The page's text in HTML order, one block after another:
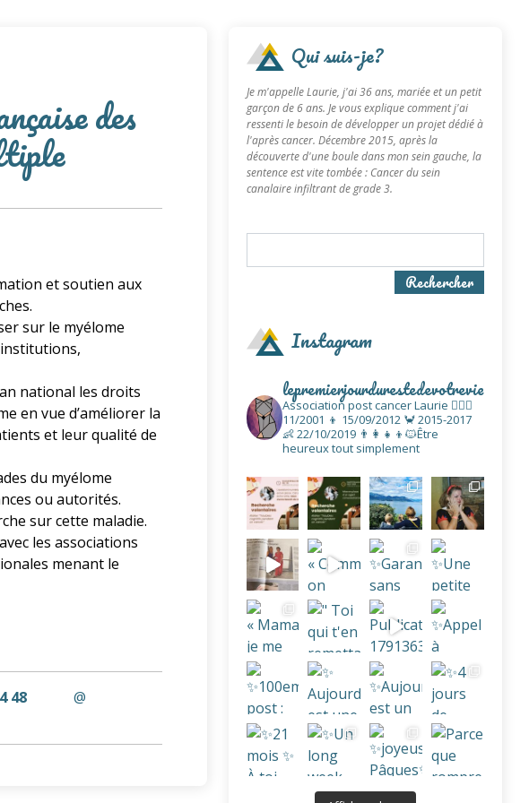
des
et soutien aux
sur le myélome
national les droits
en vue d’améliorer la
et leur qualité de
du myélome
ou autorités.
sur cette maladie.
les associations
menant le
48
@
Qui suis-je?
Je m'appelle Laurie, j'ai 36 ans, mariée et un petit
garçon de 6 ans. Je vous explique comment j'ai
ressenti le besoin de développer un projet dédié à
l'après cancer. Décembre 2015, après la
découverte d'une boule dans mon sein gauche, la
sentence est vite tombée : Cancer du sein
canalaire infiltrant de grade 3.
Rechercher
Instagram
lepremierjourdurestedevotrevie
Association post cancerLaurie 👩‍❤️‍👨
11/2001 👦 15/09/2012🦀 2015-2017
👶 22/10/2019👨‍👩‍👧‍👦🐱Être
heureux tout simplement